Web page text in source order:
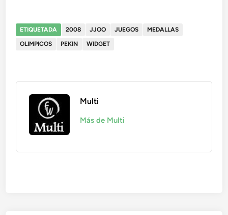
ETIQUETADA 2008 JJOO JUEGOS
MEDALLAS
OLIMPICOS
PEKIN WIDGET
Multi
Más de Multi